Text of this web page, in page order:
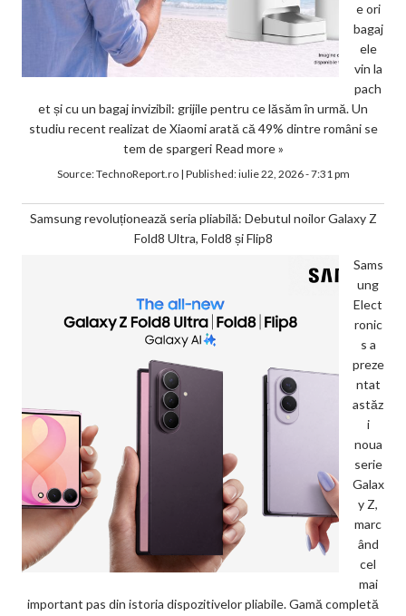
e ori
bagaj
ele
vin la
pach
et și cu un bagaj invizibil: grijile pentru ce lăsăm în urmă. Un
studiu recent realizat de Xiaomi arată că 49% dintre români se
tem de spargeri Read more »
Source:TechnoReport.ro| Published:iulie 22, 2026 - 7:31 pm
Samsung revoluționează seria pliabilă: Debutul noilor Galaxy Z
Fold8 Ultra, Fold8 și Flip8
Sams
ung
Elect
ronic
s a
preze
ntat
astăz
i
noua
serie
Galax
y Z,
marc
ând
cel
mai
important pas din istoria dispozitivelor pliabile. Gamă completă